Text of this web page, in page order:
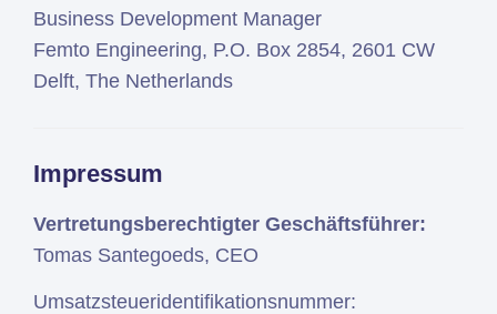
Business Development Manager
Femto Engineering, P.O. Box 2854, 2601 CW
Delft, The Netherlands
Impressum
Vertretungsberechtigter Geschäftsführer:
Tomas Santegoeds, CEO
Umsatzsteueridentifikationsnummer: